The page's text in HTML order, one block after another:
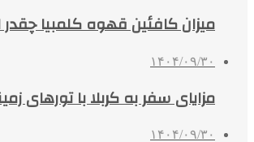
میزان کافئین قهوه کلمبیا
۱۴۰۴/۰۹/۳۰
مزایای سفر به کربلا با تورهای
۱۴۰۴/۰۹/۳۰